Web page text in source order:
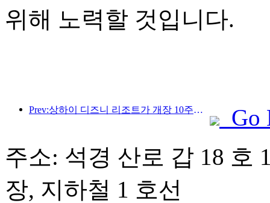
위해 노력할 것입니다.
Prev:상하이 디즈니 리조트가 개장 10주년을 맞이했으며, 현재까지 1억 명이 넘는 방문객을 맞이했습니다.
Go
주소: 석경 산로 갑 18 호
장, 지하철 1 호선